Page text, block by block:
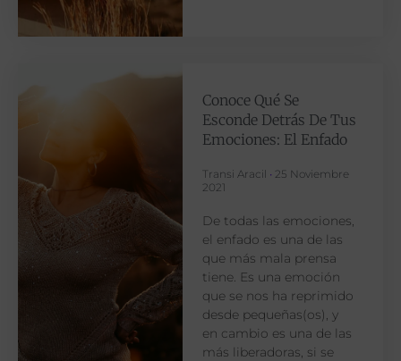
Conoce Qué Se
Esconde Detrás De Tus
Emociones: El Enfado
Transi Aracil
25 Noviembre
2021
De todas las emociones,
el enfado es una de las
que más mala prensa
tiene. Es una emoción
que se nos ha reprimido
desde pequeñas(os), y
en cambio es una de las
más liberadoras, si se